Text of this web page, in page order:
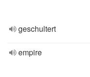
geschultert
empire